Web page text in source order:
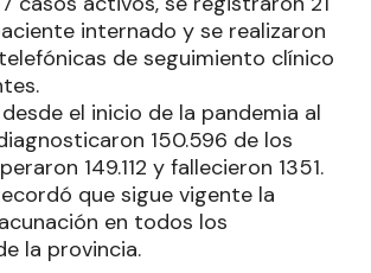
internado y se realizaron
de seguimiento clínico
el inicio de la pandemia al
150.596 de los
149.112 y fallecieron 1351.
que sigue vigente la
en todos los
la provincia.